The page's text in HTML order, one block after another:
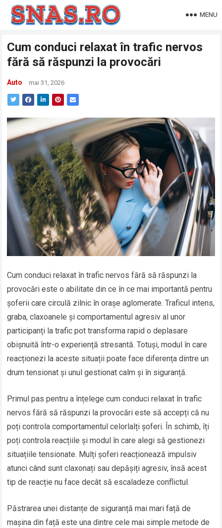
MENU
Cum conduci relaxat în trafic nervos
fără să răspunzi la provocări
Auto mai 31, 2026
Cum conduci relaxat în trafic nervos fără să răspunzi la
provocări este o abilitate din ce în ce mai importantă pentru
șoferii care circulă zilnic în orașe aglomerate. Traficul intens,
graba, claxoanele și comportamentul agresiv al unor
participanți la trafic pot transforma rapid o deplasare
obișnuită într-o experiență stresantă. Totuși, modul în care
reacționezi la aceste situații poate face diferența dintre un
drum tensionat și unul gestionat calm și în siguranță.
Primul pas pentru a înțelege cum conduci relaxat în trafic
nervos fără să răspunzi la provocări este să accepți că nu
poți controla comportamentul celorlalți șoferi. În schimb, îți
poți controla reacțiile și modul în care alegi să gestionezi
situațiile tensionate. Mulți șoferi reacționează impulsiv
atunci când sunt claxonați sau depășiți agresiv, însă acest
tip de reacție nu face decât să escaladeze conflictul.
Păstrarea unei distanțe de siguranță mai mari față de
mașina din față este una dintre cele mai simple metode de